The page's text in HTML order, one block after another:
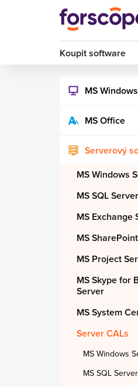
Koupit software
MS Windows
MS Office
Serverový
MS Windows
MS SQL Server
MS Exchange
MS
MS Project
MS Skype for
Server
MS System
Server CALs
MS Windows
MS SQL